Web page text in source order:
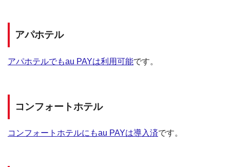
アパホテル
アパホテルでもau PAYは利用可能です。
コンフォートホテル
コンフォートホテルにもau PAYは導入済です。